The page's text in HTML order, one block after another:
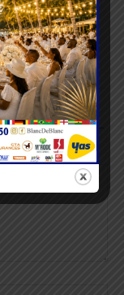
DE